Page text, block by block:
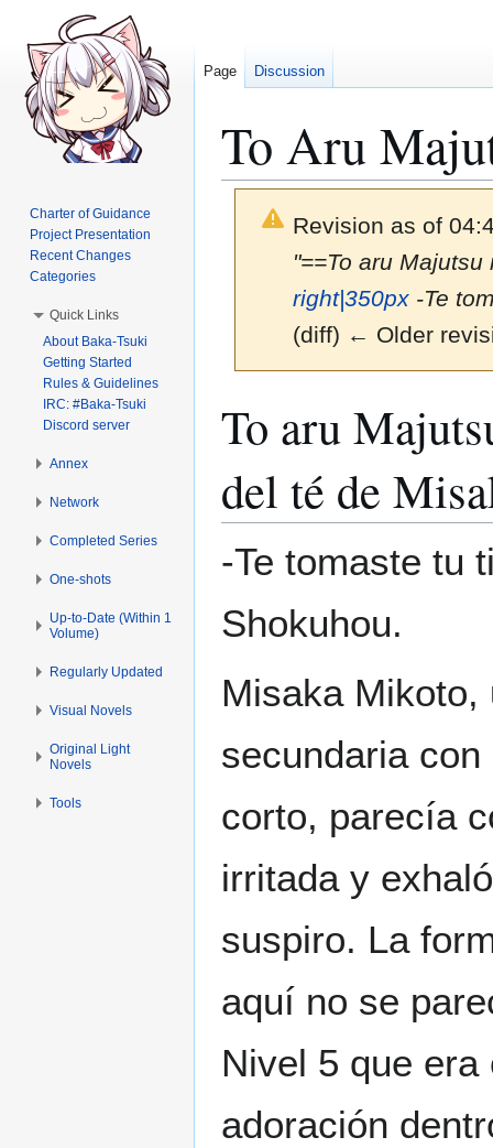
To Aru
Revision as of
"==To aru
right|350px-Te
(diff) ← Older
to
navigation
to
search
To aru
del té de
-Te tomaste tu
Shokuhou.
Misaka Mikoto,
secundaria
corto, parecía
irritada y
suspiro. La
aquí no se
Nivel 5 que era
adoración
Page Discussion
Charter of Guidance
Project Presentation
Recent Changes
Categories
Quick Links
About Baka-Tsuki
Getting Started
Rules & Guidelines
IRC: #Baka-Tsuki
Discord server
Annex
Network
Completed Series
One-shots
Up-to-Date (Within 1
Volume)
Regularly Updated
Visual Novels
Original Light
Novels
Tools